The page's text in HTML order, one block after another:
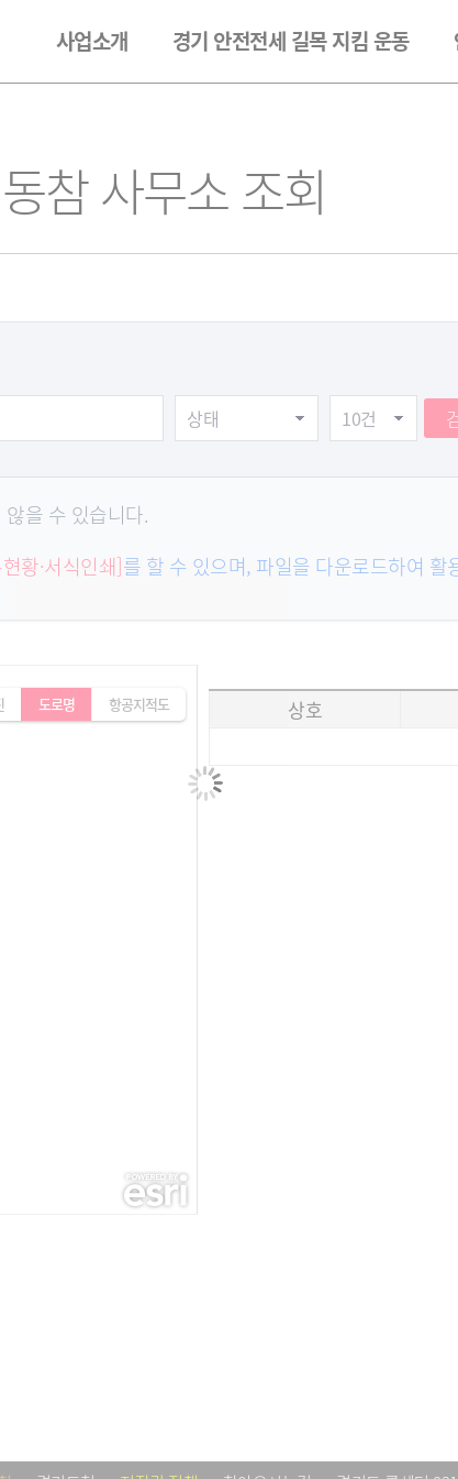
사업소개 경기 안전전세 길목 지킴 운동
참 사무소 조회
을 수 있습니다.
황·서식인쇄]를 할 수 있으며, 파일을 다운로드하여 활
도로명 항공지적도 상호